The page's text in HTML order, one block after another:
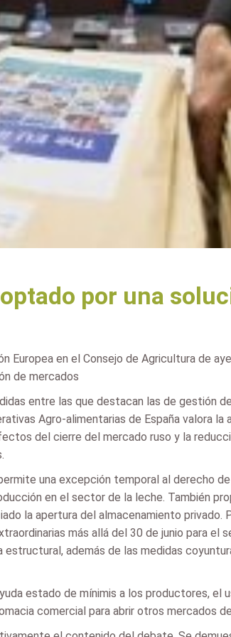
por una
Europea en el Consejo de Agricultura de
de mercados
entre las que destacan las de gestión
Agro-alimentarias de España valora
del cierre del mercado ruso y la
una excepción temporal al derecho
en el sector de la leche. También
la apertura del almacenamiento
más allá del 30 de junio para
además de las medidas
estado de mínimis a los productores,
comercial para abrir otros mercados